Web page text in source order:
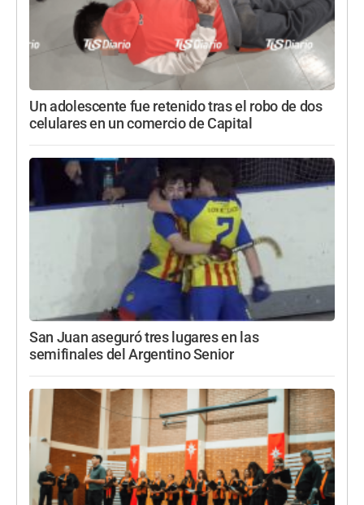
Un adolescente fue retenido tras el robo de dos
celulares en un comercio de Capital
San Juan aseguró tres lugares en las
semifinales del Argentino Senior